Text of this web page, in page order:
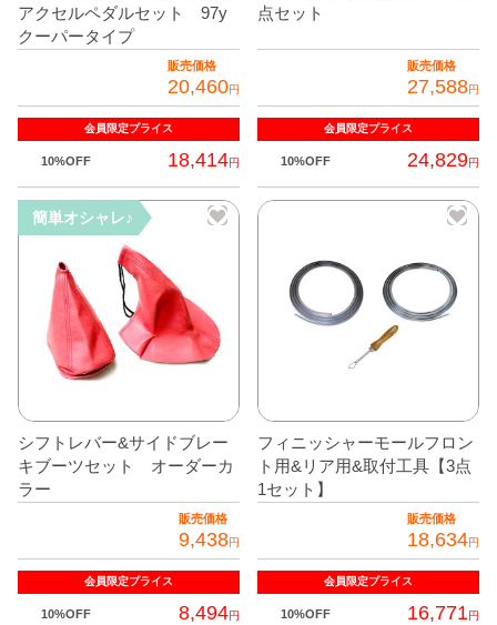
アクセルペダルセット 97y
クーパータイプ
販売価格
20,460円
会員限定プライス
10%OFF 18,414円
点セット
販売価格
27,588円
会員限定プライス
10%OFF 24,829円
簡単オシャレ♪
シフトレバー&サイドブレー
キブーツセット オーダーカ
ラー
販売価格
9,438円
会員限定プライス
10%OFF 8,494円
フィニッシャーモールフロン
ト用&リア用&取付工具【3点
1セット】
販売価格
18,634円
会員限定プライス
10%OFF 16,771円